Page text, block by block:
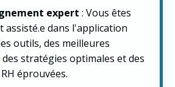
expert : Vous êtes
assisté.e dans l'application
outils, des meilleures
stratégies optimales et des
éprouvées.